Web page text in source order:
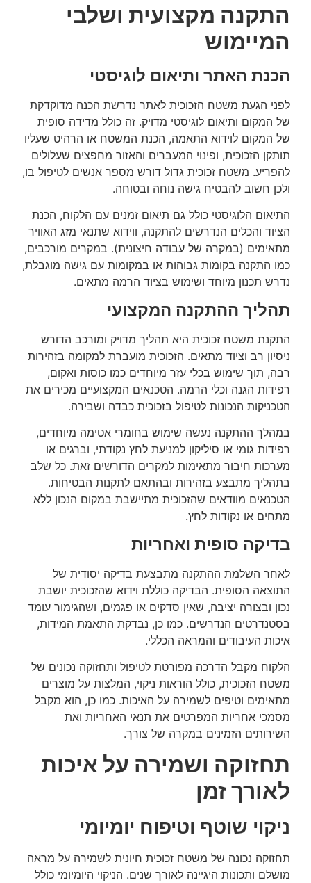
התקנה מקצועית ושלבי
המיימוש
הכנת האתר ותיאום לוגיסטי
לפני הגעת משטח הזכוכית לאתר נדרשת הכנה מדוקדקת
של המקום ותיאום לוגיסטי מדויק. זה כולל מדידה סופית
של המקום לוידוא התאמה, הכנת המשטח או הרהיט שעליו
תותקן הזכוכית, ופינוי המעברים והאזור מחפצים שעלולים
להפריע. משטח זכוכית גדול דורש מספר אנשים לטיפול בו,
ולכן חשוב להבטיח גישה נוחה ובטוחה.
התיאום הלוגיסטי כולל גם תיאום זמנים עם הלקוח, הכנת
הציוד והכלים הנדרשים להתקנה, ווידוא שתנאי מזג האוויר
מתאימים (במקרה של עבודה חיצונית). במקרים מורכבים,
כמו התקנה בקומות גבוהות או במקומות עם גישה מוגבלת,
נדרש תכנון מיוחד ושימוש בציוד הרמה מתאים.
תהליך ההתקנה המקצועי
התקנת משטח זכוכית היא תהליך מדויק ומורכב הדורש
ניסיון רב וציוד מתאים. הזכוכית מועברת למקומה בזהירות
רבה, תוך שימוש בכלי עזר מיוחדים כמו כוסות ואקום,
רפידות הגנה וכלי הרמה. הטכנאים המקצועיים מכירים את
הטכניקות הנכונות לטיפול בזכוכית כבדה ושבירה.
במהלך ההתקנה נעשה שימוש בחומרי אטימה מיוחדים,
רפידות גומי או סיליקון למניעת לחץ נקודתי, וברגים או
מערכות חיבור מתאימות למקרים הדורשים זאת. כל שלב
בתהליך מתבצע בזהירות ובהתאם לתקנות הבטיחות.
הטכנאים מוודאים שהזכוכית מתיישבת במקום הנכון ללא
מתחים או נקודות לחץ.
בדיקה סופית ואחריות
לאחר השלמת ההתקנה מתבצעת בדיקה יסודית של
התוצאה הסופית. הבדיקה כוללת וידוא שהזכוכית יושבת
נכון ובצורה יציבה, שאין סדקים או פגמים, ושהגימור עומד
בסטנדרטים הנדרשים. כמו כן, נבדקת התאמת המידות,
איכות העיבודים והמראה הכללי.
הלקוח מקבל הדרכה מפורטת לטיפול ותחזוקה נכונים של
משטח הזכוכית, כולל הוראות ניקוי, המלצות על מוצרים
מתאימים וטיפים לשמירה על האיכות. כמו כן, הוא מקבל
מסמכי אחריות המפרטים את תנאי האחריות ואת
השירותים הזמינים במקרה של צורך.
תחזוקה ושמירה על איכות
לאורך זמן
ניקוי שוטף וטיפוח יומיומי
תחזוקה נכונה של משטח זכוכית חיונית לשמירה על מראה
מושלם ותכונות היגיינה לאורך שנים. הניקוי היומיומי כולל